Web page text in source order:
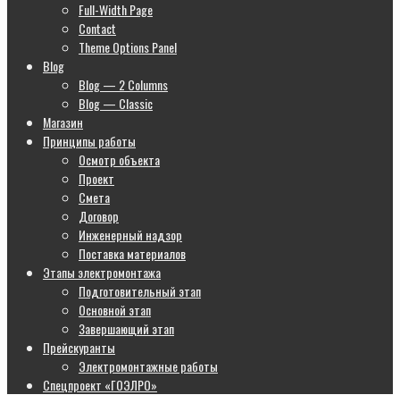
Full-Width Page
Contact
Theme Options Panel
Blog
Blog — 2 Columns
Blog — Classic
Магазин
Принципы работы
Осмотр объекта
Проект
Смета
Договор
Инженерный надзор
Поставка материалов
Этапы электромонтажа
Подготовительный этап
Основной этап
Завершающий этап
Прейскуранты
Электромонтажные работы
Спецпроект «ГОЭЛРО»